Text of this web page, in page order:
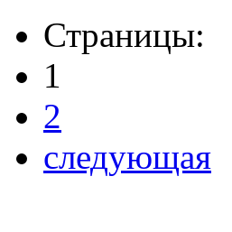
Страницы:
1
2
следующая